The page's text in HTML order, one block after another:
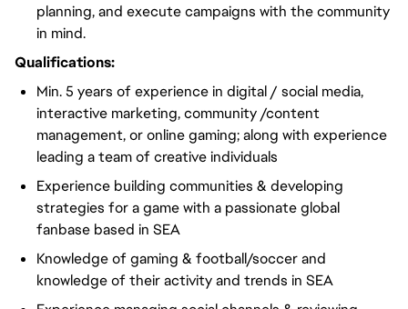
planning, and execute campaigns with the community
in mind.
Qualifications:
Min. 5 years of experience in digital / social media,
interactive marketing, community /content
management, or online gaming; along with experience
leading a team of creative individuals
Experience building communities & developing
strategies for a game with a passionate global
fanbase based in SEA
Knowledge of gaming & football/soccer and
knowledge of their activity and trends in SEA